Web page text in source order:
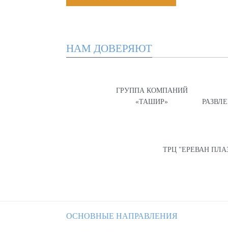
НАМ ДОВЕРЯЮТ
ГРУППА КОМПАНИЙ
«ТАШИР»
ТРЦ "ЕРЕВАН
ОСНОВНЫЕ НАПРАВЛЕНИЯ